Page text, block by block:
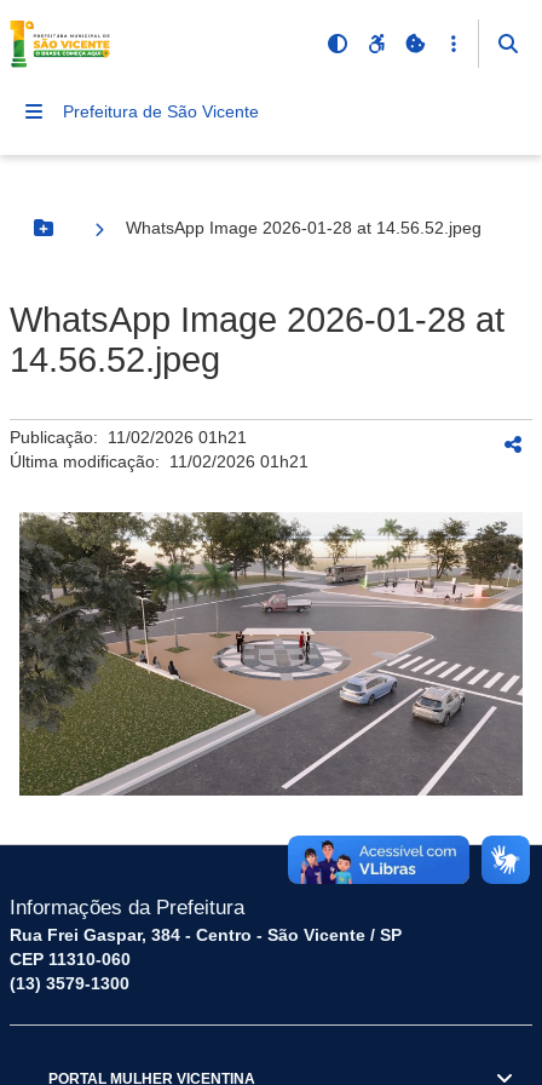
Prefeitura de São Vicente
Botão Menu
WhatsApp Image 2026-01-28 at 14.56.52.jpeg
WhatsApp Image 2026-01-28 at
14.56.52.jpeg
Publicação: 11/02/2026 01h21
Última modificação: 11/02/2026 01h21
Informações da Prefeitura
Rua Frei Gaspar, 384 - Centro - São Vicente / SP
CEP 11310-060
(13) 3579-1300
PORTAL MULHER VICENTINA